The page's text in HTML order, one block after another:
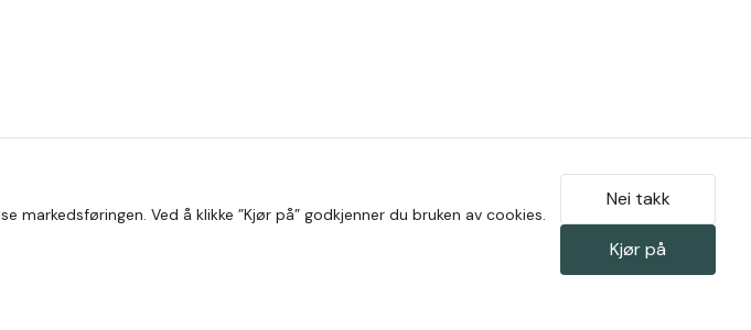
Ved å klikke ”Kjør på” godkjenner du bruken av cookies.
Nei takk
Kjør på